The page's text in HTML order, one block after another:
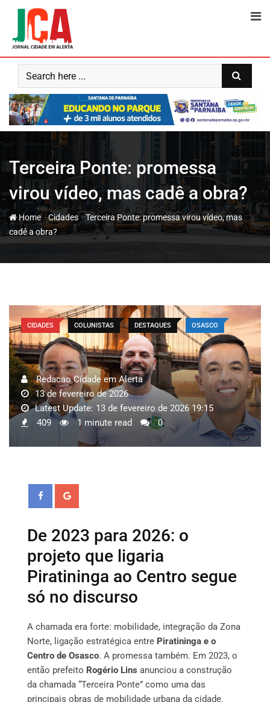
content
Terceira Ponte: promessa
virou vídeo, mas cadê a obra?
Home-Cidades-Terceira Ponte: promessa virou vídeo, mas
cadê a obra?
CIDADES COLUNISTAS DESTAQUES OSASCO
Redacao Cidade em Alerta
13 de fevereiro de 2026
Latest Update: 13 de fevereiro de 2026 19:15
409
1 minute read 0
De 2023 para 2026: o
projeto que ligaria
Piratininga ao Centro segue
só no discurso
A chamada era forte: mobilidade, integração da Zona
Norte, ligação estratégica entre Piratininga e o
Centro de Osasco. A promessa também. Em 2023, o
então prefeito Rogério Lins anunciou a construção
da chamada “Terceira Ponte” como uma das
principais obras de mobilidade urbana da cidade.